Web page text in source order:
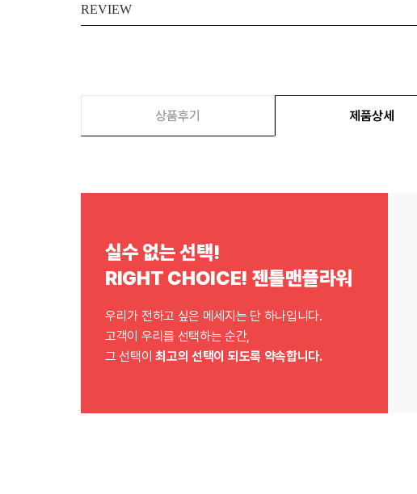
REVIEW
상품후기 제품상세
실수 없는 선택!
RIGHT CHOICE! 젠틀맨플라워
우리가 전하고 싶은 메세지는 단 하나입니다.
고객이 우리를 선택하는 순간,
그 선택이최고의 선택이 되도록 약속합니다.